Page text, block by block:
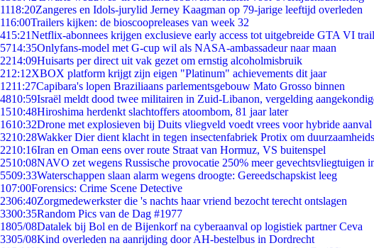
1118:20Zangeres en Idols-jurylid Jerney Kaagman op 79-jarige leeftijd overleden
116:00Trailers kijken: de bioscoopreleases van week 32
415:21Netflix-abonnees krijgen exclusieve early access tot uitgebreide GTA VI
5714:35Onlyfans-model met G-cup wil als NASA-ambassadeur naar maan
2214:09Huisarts per direct uit vak gezet om ernstig alcoholmisbruik
212:12XBOX platform krijgt zijn eigen "Platinum" achievements dit jaar
1211:27Capibara's lopen Braziliaans parlementsgebouw Mato Grosso binnen
4810:59Israël meldt dood twee militairen in Zuid-Libanon, vergelding
1510:48Hiroshima herdenkt slachtoffers atoombom, 81 jaar later
1610:32Drone met explosieven bij Duits vliegveld voedt vrees voor hybride aanval
3210:28Wakker Dier dient klacht in tegen insectenfabriek Protix om
2210:16Iran en Oman eens over route Straat van Hormuz, VS buitenspel
2510:08NAVO zet wegens Russische provocatie 250% meer gevechtsvliegtuigen
5509:33Waterschappen slaan alarm wegens droogte: Gereedschapskist leeg
107:00Forensics: Crime Scene Detective
2306:40Zorgmedewerkster die 's nachts haar vriend bezocht terecht ontslagen
3300:35Random Pics van de Dag #1977
1805/08Datalek bij Bol en de Bijenkorf na cyberaanval op logistiek partner Ceva
3305/08Kind overleden na aanrijding door AH-bestelbus in Dordrecht